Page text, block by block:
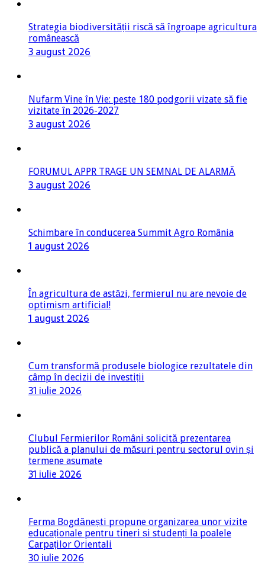
Strategia biodiversității riscă să îngroape agricultura
românească
3 august 2026
Nufarm Vine în Vie: peste 180 podgorii vizate să fie
vizitate în 2026-2027
3 august 2026
FORUMUL APPR TRAGE UN SEMNAL DE ALARMĂ
3 august 2026
Schimbare în conducerea Summit Agro România
1 august 2026
În agricultura de astăzi, fermierul nu are nevoie de
optimism artificial!
1 august 2026
Cum transformă produsele biologice rezultatele din
câmp în decizii de investiții
31 iulie 2026
Clubul Fermierilor Români solicită prezentarea
publică a planului de măsuri pentru sectorul ovin și
termene asumate
31 iulie 2026
Ferma Bogdănești propune organizarea unor vizite
educaționale pentru tineri și studenți la poalele
Carpaților Orientali
30 iulie 2026